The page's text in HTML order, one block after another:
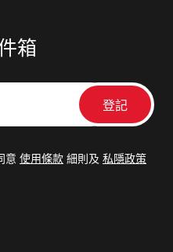
箱
意 使用條款 細則及 私隱政策